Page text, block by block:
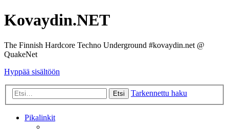
Kovaydin.NET
The Finnish Hardcore Techno Underground #kovaydin.net @
QuakeNet
Hyppää sisältöön
Etsi Tarkennettu haku
Pikalinkit